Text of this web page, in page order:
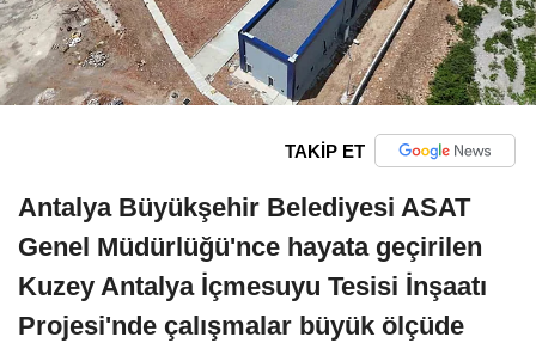
TAKİP ET
Antalya Büyükşehir Belediyesi ASAT
Genel Müdürlüğü'nce hayata geçirilen
Kuzey Antalya İçmesuyu Tesisi İnşaatı
Projesi'nde çalışmalar büyük ölçüde